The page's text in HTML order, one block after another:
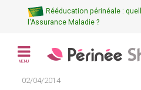
Rééducation périnéale :
l'Assurance Maladie ?
MENU
02/04/2014